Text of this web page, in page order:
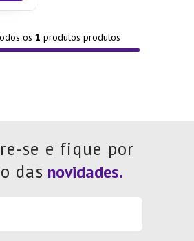
os 1 produtos
se e fique por
das